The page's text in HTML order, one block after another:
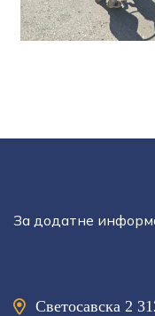
За додатне
Светосавска 2